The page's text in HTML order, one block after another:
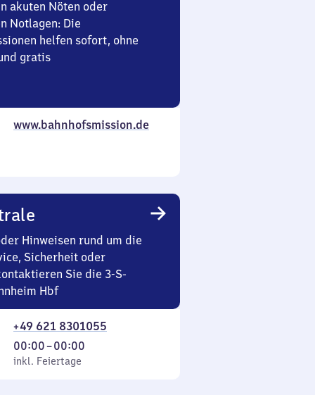
akuten Nöten oder
Notlagen: Die
helfen sofort, ohne
gratis
www.bahnhofsmission.de
Hinweisen rund um die
Sicherheit oder
Sie die 3-S-
Hbf
+49 621 8301055
00:00–00:00
Von
0
inkl. Feiertage